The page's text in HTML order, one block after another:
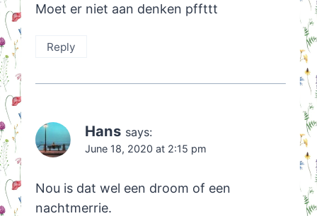
Moet er niet aan denken pffttt
Reply
Hans says:
June 18, 2020 at 2:15 pm
Nou is dat wel een droom of een
nachtmerrie.